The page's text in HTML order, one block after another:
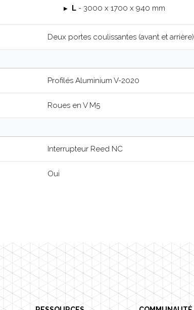
L - 3000 x 1700 x 940 mm
Deux portes coulissantes (avant et arrière)
Profilés Aluminium V-2020
Roues en V M5
Interrupteur Reed NC
Oui